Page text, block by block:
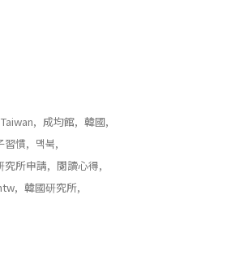
成均館, 韓國,
習慣, 맥북,
究所申請, 閱讀心得,
韓國研究所,